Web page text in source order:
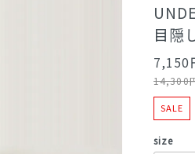
目隠
7,150
14,300
SALE
size